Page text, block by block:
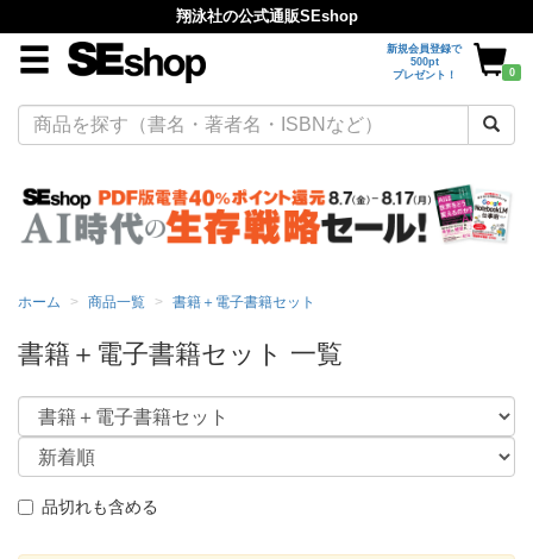
翔泳社の公式通販SEshop
新規会員登録で
500pt
プレゼント！
0
ホーム 商品一覧 書籍＋電子書籍セット
書籍＋電子書籍セット 一覧
品切れも含める